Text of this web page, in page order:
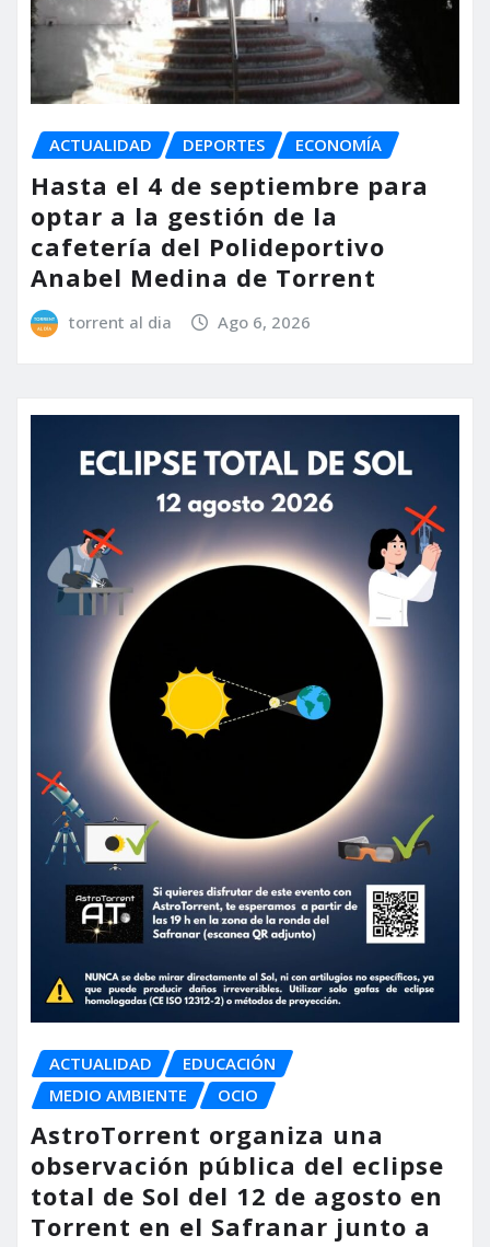
ACTUALIDAD DEPORTES ECONOMÍA
Hasta el 4 de septiembre para
optar a la gestión de la
cafetería del Polideportivo
Anabel Medina de Torrent
torrent al dia Ago 6, 2026
ACTUALIDAD
EDUCACIÓN
MEDIO AMBIENTE
OCIO
AstroTorrent organiza una
observación pública del eclipse
total de Sol del 12 de agosto en
Torrent en el Safranar junto a